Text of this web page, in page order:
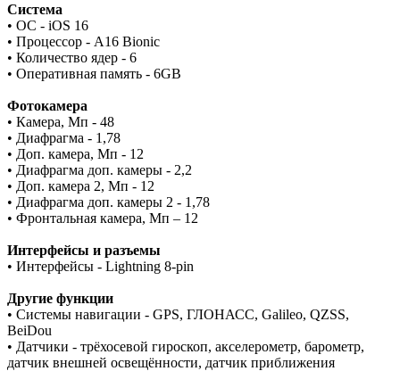
Система
• ОС - iOS 16
• Процессор - A16 Bionic
• Количество ядер - 6
• Оперативная память - 6GB
Фотокамера
• Камера, Мп - 48
• Диафрагма - 1,78
• Доп. камера, Мп - 12
• Диафрагма доп. камеры - 2,2
• Доп. камера 2, Мп - 12
• Диафрагма доп. камеры 2 - 1,78
• Фронтальная камера, Мп – 12
Интерфейсы и разъемы
• Интерфейсы - Lightning 8-pin
Другие функции
• Системы навигации - GPS, ГЛОНАСС, Galileo, QZSS,
BeiDou
• Датчики - трёхосевой гироскоп, акселерометр, барометр,
датчик внешней освещённости, датчик приближения